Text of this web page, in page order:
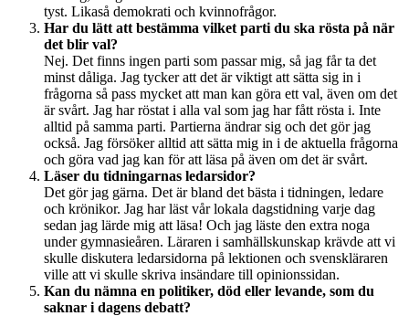
tyst. Likaså demokrati och kvinnofrågor.
Har du lätt att bestämma vilket parti du ska rösta på när
det blir val?
Nej. Det finns ingen parti som passar mig, så jag får ta det
minst dåliga. Jag tycker att det är viktigt att sätta sig in i
frågorna så pass mycket att man kan göra ett val, även om det
är svårt. Jag har röstat i alla val som jag har fått rösta i. Inte
alltid på samma parti. Partierna ändrar sig och det gör jag
också. Jag försöker alltid att sätta mig in i de aktuella frågorna
och göra vad jag kan för att läsa på även om det är svårt.
Läser du tidningarnas ledarsidor?
Det gör jag gärna. Det är bland det bästa i tidningen, ledare
och krönikor. Jag har läst vår lokala dagstidning varje dag
sedan jag lärde mig att läsa! Och jag läste den extra noga
under gymnasieåren. Läraren i samhällskunskap krävde att vi
skulle diskutera ledarsidorna på lektionen och svenskläraren
ville att vi skulle skriva insändare till opinionssidan.
Kan du nämna en politiker, död eller levande, som du
saknar i dagens debatt?